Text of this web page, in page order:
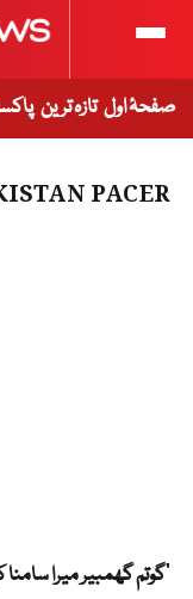
صفحۂ اول تازہ ترین
PACER
‘گوتم گھمبیر میرا